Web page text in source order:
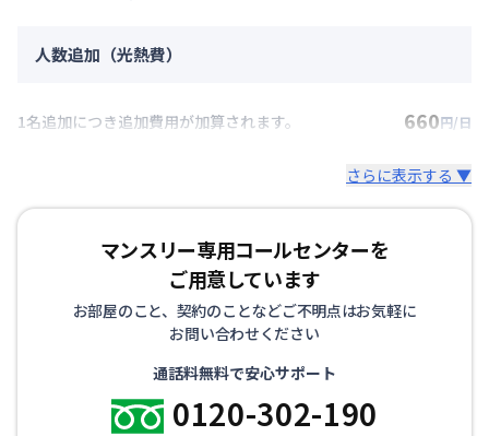
人数追加（光熱費）
1名追加につき追加費用が加算されます。 660円/日
さらに表示する ▼
マンスリー専用コールセンターを
ご用意しています
お部屋のこと、契約のことなどご不明点はお気軽に
お問い合わせください
通話料無料で安心サポート
0120-302-190